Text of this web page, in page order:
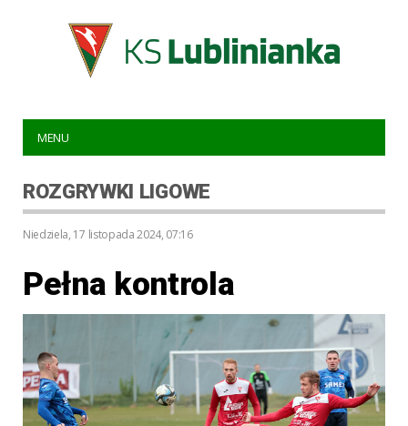
MENU
ROZGRYWKI LIGOWE
niedziela, 17 listopada 2024, 07:16
Pełna kontrola